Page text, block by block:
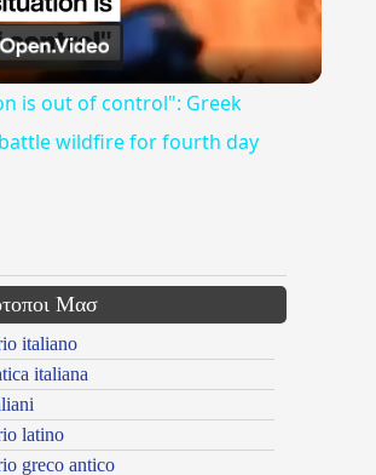
Video
is out of control": Greek
wildfire for fourth day
Μασ
italiano
italiana
latino
greco antico